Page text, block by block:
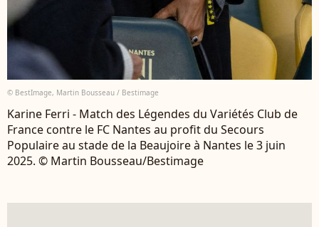
© BestImage, Martin Bousseau / Bestimage
Karine Ferri - Match des Légendes du Variétés Club de
France contre le FC Nantes au profit du Secours
Populaire au stade de la Beaujoire à Nantes le 3 juin
2025. © Martin Bousseau/Bestimage